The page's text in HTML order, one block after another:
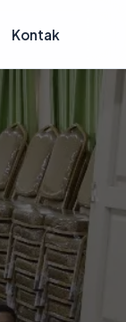
Kontak